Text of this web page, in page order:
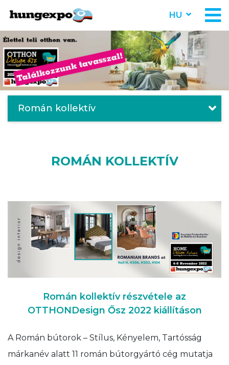
HU
Román kollektív
ROMÁN KOLLEKTÍV
Román kollektív részvétele az
OTTHONDesign Ősz 2022 kiállításon
A Román bútorok – Stílus, Kényelem, Tartósság
márkanév alatt 11 román bútorgyártó cég mutatja